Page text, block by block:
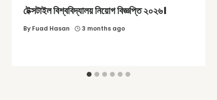
টেক্সটাইল বিশ্ববিদ্যালয় নিয়োগ বিজ্ঞপ্তি ২০২৬।
By Fuad Hasan 3 months ago